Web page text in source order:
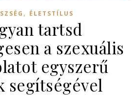
, ÉLETSTÍLUS
tartsd
a szexuális
egyszerű
segítségével